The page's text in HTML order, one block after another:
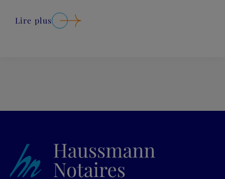
Lire plus